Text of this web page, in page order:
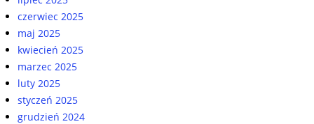
czerwiec 2025
maj 2025
kwiecień 2025
marzec 2025
luty 2025
styczeń 2025
grudzień 2024